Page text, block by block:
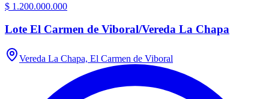
$ 1.200.000.000
Lote El Carmen de Viboral/Vereda La Chapa
Vereda La Chapa, El Carmen de Viboral